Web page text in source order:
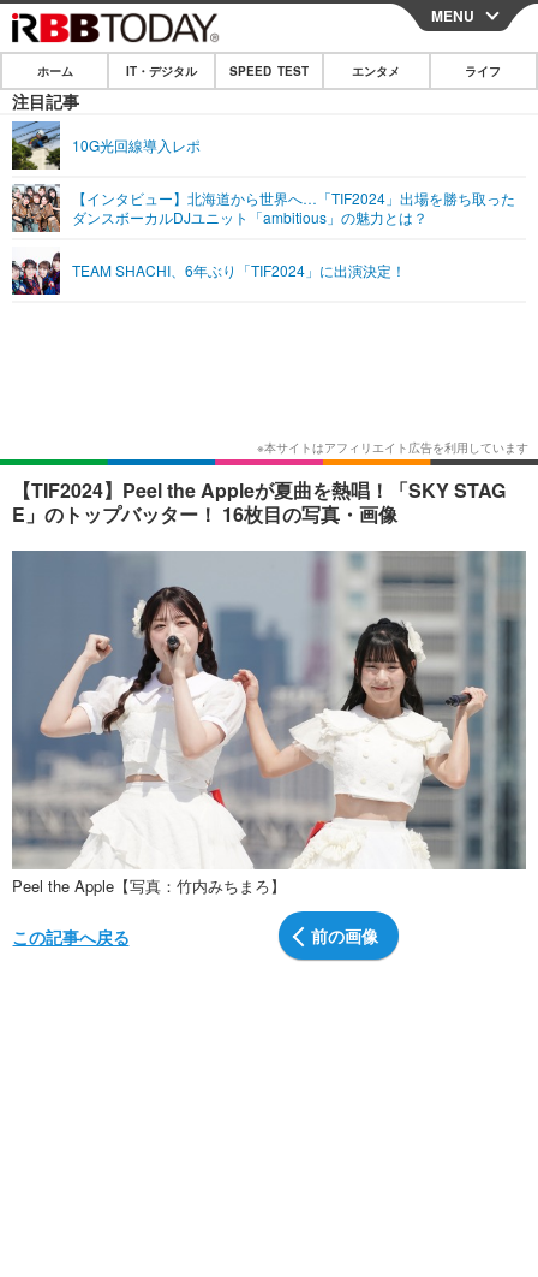
CLOSE
ホーム
IT・デジタル
ネタ ガジェット・ツール
ショッピング その他
SPEED TEST
エンタメ
エンタメTOP 映画・ドラマ
ショッピング その他
ライフ
MENU
ホーム IT・デジタル SPEED TEST エンタメ ライフ
注目記事
10G光回線導入レポ
【インタビュー】北海道から世界へ…「TIF2024」出場を勝ち取った
ダンスボーカルDJユニット「ambitious」の魅力とは？
TEAM SHACHI、6年ぶり「TIF2024」に出演決定！
【TIF2024】Peel the Appleが夏曲を熱唱！「SKY STAG
E」のトップバッター！ 16枚目の写真・画像
Peel the Apple【写真：竹内みちまろ】
前の画像
この記事へ戻る